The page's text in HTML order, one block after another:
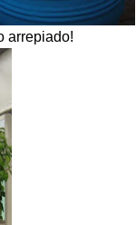
arrepiado!